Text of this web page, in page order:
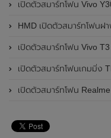
เปิดตัวสมาร์ทโฟน Vivo Y300 Pro อย่างเป็นทางการแล้วในประเท
HMD เปิดตัวสมาร์ทโฟนฝาพับได้
เปิดตัวสมาร์ทโฟน Vivo T3
เปิดตัวสมาร์ทโฟนเกมมิ่ง TECNO
เปิดตัวสมาร์ทโฟน Realme 13